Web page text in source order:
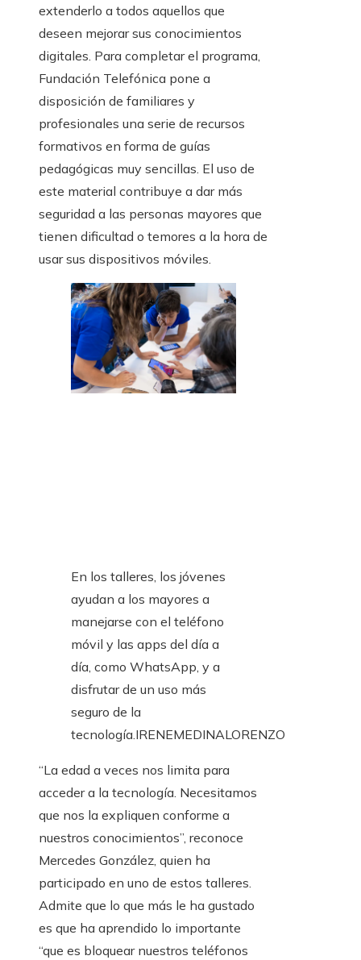
extenderlo a todos aquellos que
deseen mejorar sus conocimientos
digitales. Para completar el programa,
Fundación Telefónica pone a
disposición de familiares y
profesionales una serie de recursos
formativos en forma de guías
pedagógicas muy sencillas. El uso de
este material contribuye a dar más
seguridad a las personas mayores que
tienen dificultad o temores a la hora de
usar sus dispositivos móviles.
En los talleres, los jóvenes
ayudan a los mayores a
manejarse con el teléfono
móvil y las apps del día a
día, como WhatsApp, y a
disfrutar de un uso más
seguro de la
tecnología.IRENEMEDINALORENZO
“La edad a veces nos limita para
acceder a la tecnología. Necesitamos
que nos la expliquen conforme a
nuestros conocimientos”, reconoce
Mercedes González, quien ha
participado en uno de estos talleres.
Admite que lo que más le ha gustado
es que ha aprendido lo importante
“que es bloquear nuestros teléfonos